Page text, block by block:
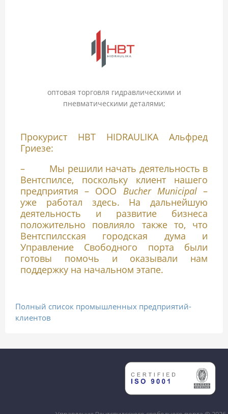
оптовая торговля гидравлическими и
пневматическими деталями;
Прокурист HBT HIDRAULIKA Альфред
Гриезе:
– Мы решили начать деятельность в
Вентспилсе, поскольку клиент нашего
предприятия – ООО Bucher Municipal–
уже работал здесь. На дальнейшую
деятельность и развитие бизнеса
положительно повлияло также то, что
Вентспилсская городская дума и
Управление Свободного порта были
готовы помочь и оказывали нам
поддержку на начальном этапе.
Полный список промышленных предприятий-
клиентов